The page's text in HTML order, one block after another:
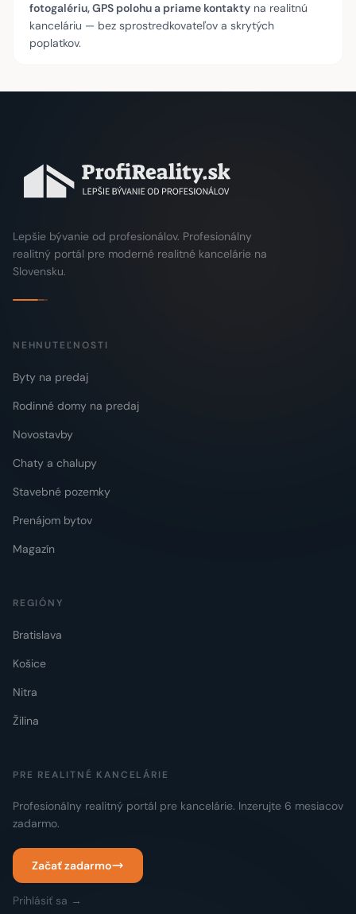
fotogalériu, GPS polohu a priame kontakty na realitnú
kanceláriu — bez sprostredkovateľov a skrytých
poplatkov.
Lepšie bývanie od profesionálov. Profesionálny
realitný portál pre moderné realitné kancelárie na
Slovensku.
NEHNUTEĽNOSTI
Byty na predaj
Rodinné domy na predaj
Novostavby
Chaty a chalupy
Stavebné pozemky
Prenájom bytov
Magazín
REGIÓNY
Bratislava
Košice
Nitra
Žilina
PRE REALITNÉ KANCELÁRIE
Profesionálny realitný portál pre kancelárie. Inzerujte 6 mesiacov
zadarmo.
Začať zadarmo
Prihlásiť sa →